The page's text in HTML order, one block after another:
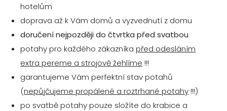
hotelům
doprava až k Vám domů a vyzvednutí z domu
doručení nejpozději do čtvrtka před svatbou
potahy pro každého zákazníka před odesláním
extra pereme a strojově žehlíme !!!
garantujeme Vám perfektní stav potahů
(nepůjčujeme propálené a roztrhané potahy!!!)
po svatbě potahy pouze složíte do krabice a